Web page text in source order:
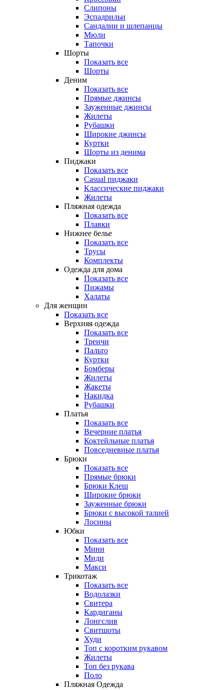
Слипоны
Эспадрильи
Сандалии и шлепанцы
Мюли
Тапочки
Шорты
Показать все
Шорты
Деним
Показать все
Прямые джинсы
Зауженные джинсы
Жилеты
Рубашки
Широкие джинсы
Куртки
Шорты из денима
Пиджаки
Показать все
Casual пиджаки
Классические пиджаки
Жилеты
Пляжная одежда
Показать все
Плавки
Нижнее белье
Показать все
Трусы
Комплекты
Одежда для дома
Показать все
Пижамы
Халаты
Для женщин
Показать все
Верхняя одежда
Показать все
Тренчи
Пальто
Куртки
Бомберы
Жилеты
Жакеты
Накидка
Рубашки
Платья
Показать все
Вечерние платья
Коктейльные платья
Повседневные платья
Брюки
Показать все
Прямые брюки
Брюки Клеш
Широкие брюки
Зауженные брюки
Брюки с высокой талией
Лосины
Юбки
Показать все
Мини
Миди
Макси
Трикотаж
Показать все
Водолазки
Свитера
Кардиганы
Лонгслив
Свитшоты
Худи
Топ с коротким рукавом
Жилеты
Топ без рукава
Поло
Пляжная Одежда